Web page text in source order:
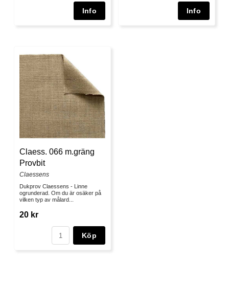
Claess. 066 m.gräng
Provbit
Claessens
Dukprov Claessens - Linne
ogrunderad. Om du är osäker på
vilken typ av målard...
20 kr
Köp